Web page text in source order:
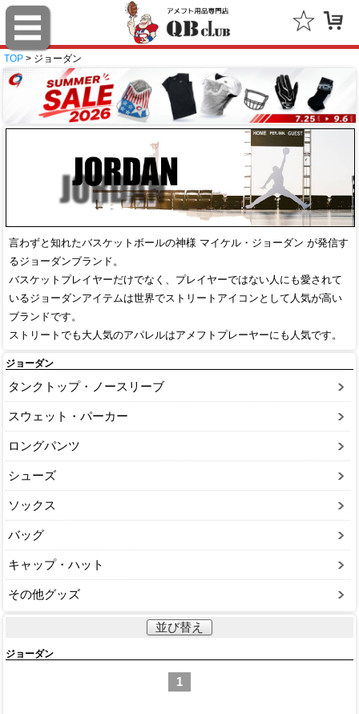
TOP > ジョーダン
言わずと知れたバスケットボールの神様 マイケル・ジョーダン が発信す
るジョーダンブランド。
バスケットプレイヤーだけでなく、プレイヤーではない人にも愛されて
いるジョーダンアイテムは世界でストリートアイコンとして人気が高い
ブランドです。
ストリートでも大人気のアパレルはアメフトプレーヤーにも人気です。
ジョーダン
タンクトップ・ノースリーブ
スウェット・パーカー
ロングパンツ
シューズ
ソックス
バッグ
キャップ・ハット
その他グッズ
並び替え
ジョーダン
1